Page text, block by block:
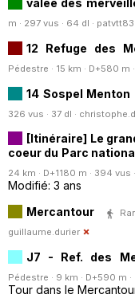
valée des
m · 297 vus · 64 dl · patvtt83
12 Refuge des
Pédestre · 15 km · D+580 m
14 Sospel Menton
326 vus · 37 dl ·
[Itinéraire] Le
coeur du Parc
24 km · D+1180 m · 394 vus
Modifié: 3 ans
Mercantour
guillaume.durier
J7 - Ref. des
Pédestre · 9 km · D+590 m
Tour dans le